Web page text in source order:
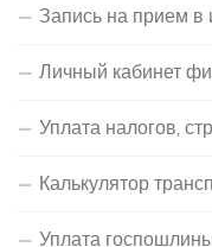
Запись на прием в
Личный кабинет
Уплата налогов,
Калькулятор
Уплата